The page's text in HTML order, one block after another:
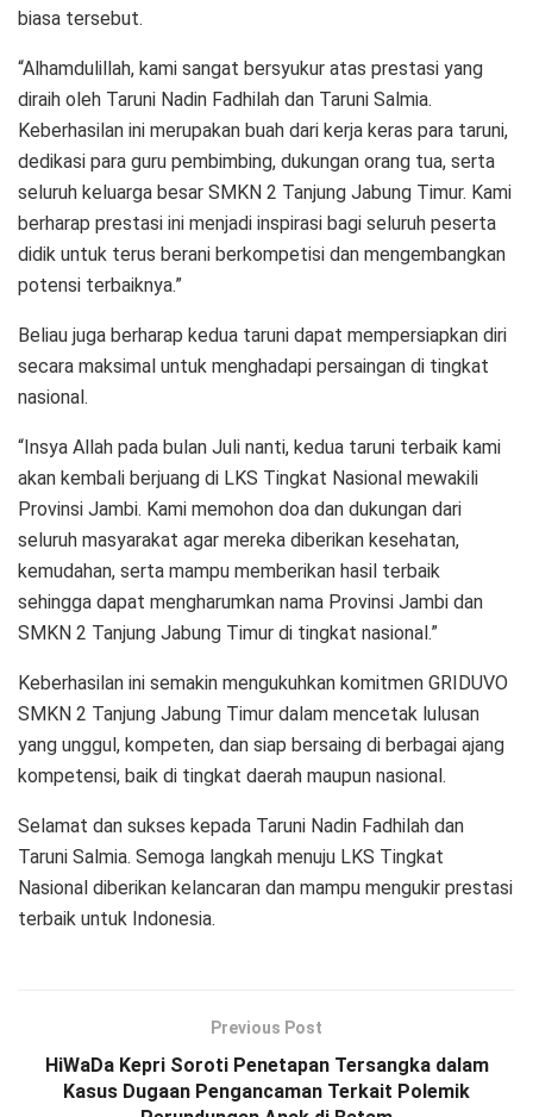
biasa tersebut.
“Alhamdulillah, kami sangat bersyukur atas prestasi yang
diraih oleh Taruni Nadin Fadhilah dan Taruni Salmia.
Keberhasilan ini merupakan buah dari kerja keras para taruni,
dedikasi para guru pembimbing, dukungan orang tua, serta
seluruh keluarga besar SMKN 2 Tanjung Jabung Timur. Kami
berharap prestasi ini menjadi inspirasi bagi seluruh peserta
didik untuk terus berani berkompetisi dan mengembangkan
potensi terbaiknya.”
Beliau juga berharap kedua taruni dapat mempersiapkan diri
secara maksimal untuk menghadapi persaingan di tingkat
nasional.
“Insya Allah pada bulan Juli nanti, kedua taruni terbaik kami
akan kembali berjuang di LKS Tingkat Nasional mewakili
Provinsi Jambi. Kami memohon doa dan dukungan dari
seluruh masyarakat agar mereka diberikan kesehatan,
kemudahan, serta mampu memberikan hasil terbaik
sehingga dapat mengharumkan nama Provinsi Jambi dan
SMKN 2 Tanjung Jabung Timur di tingkat nasional.”
Keberhasilan ini semakin mengukuhkan komitmen GRIDUVO
SMKN 2 Tanjung Jabung Timur dalam mencetak lulusan
yang unggul, kompeten, dan siap bersaing di berbagai ajang
kompetensi, baik di tingkat daerah maupun nasional.
Selamat dan sukses kepada Taruni Nadin Fadhilah dan
Taruni Salmia. Semoga langkah menuju LKS Tingkat
Nasional diberikan kelancaran dan mampu mengukir prestasi
terbaik untuk Indonesia.
Previous Post
HiWaDa Kepri Soroti Penetapan Tersangka dalam
Kasus Dugaan Pengancaman Terkait Polemik